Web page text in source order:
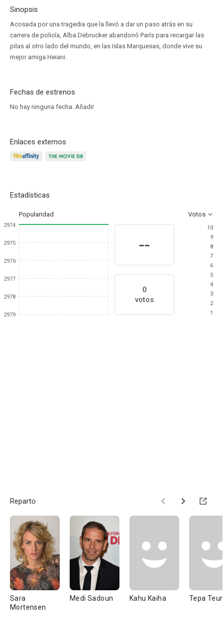
Sinopsis
Acosada por una tragedia que la llevó a dar un paso atrás en su
carrera de policía, Alba Debrucker abandonó París para recargar las
pilas al otro lado del mundo, en las Islas Marquesas, donde vive su
mejor amiga Heiani.
Fechas de estrenos
No hay ninguna fecha. Añadir
Enlaces externos
Estadísticas
Popularidad Votos
2974
2975
2976
2977
2978
2979
--
0
votos
10
9
8
7
6
5
4
3
2
1
Reparto
Sara
Mortensen
Medi Sadoun Kahu Kaiha Tepa